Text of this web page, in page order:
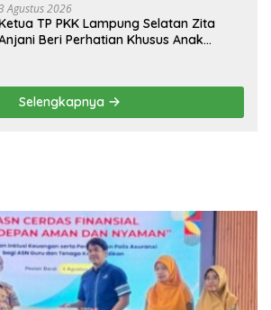
Agustus 2026
TP PKK Lampung Selatan Zita
Beri Perhatian Khusus Anak
Selengkapnya